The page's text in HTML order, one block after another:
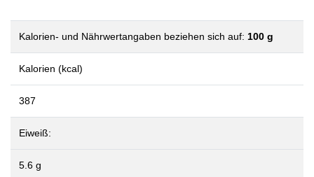
Kalorien- und Nährwertangaben beziehen sich auf: 100 g
Kalorien (kcal)
387
Eiweiß:
5.6 g